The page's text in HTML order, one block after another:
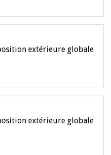
extérieure globale
extérieure globale